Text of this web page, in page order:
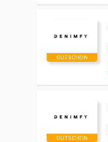
GUTSCHEIN
GUTSCHEIN